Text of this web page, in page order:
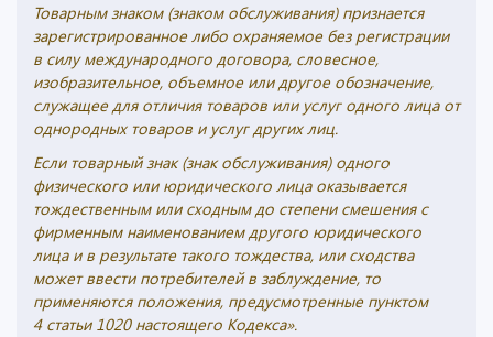
Товарным знаком (знаком обслуживания) признается
зарегистрированное либо охраняемое без регистрации
в силу международного договора, словесное,
изобразительное, объемное или другое обозначение,
служащее для отличия товаров или услуг одного лица от
однородных товаров и услуг других лиц.
Если товарный знак (знак обслуживания) одного
физического или юридического лица оказывается
тождественным или сходным до степени смешения с
фирменным наименованием другого юридического
лица и в результате такого тождества, или сходства
может ввести потребителей в заблуждение, то
применяются положения, предусмотренные пунктом
4 статьи 1020 настоящего Кодекса».